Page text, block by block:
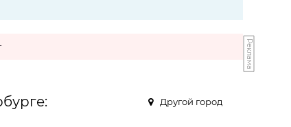
Реклама
Другой город